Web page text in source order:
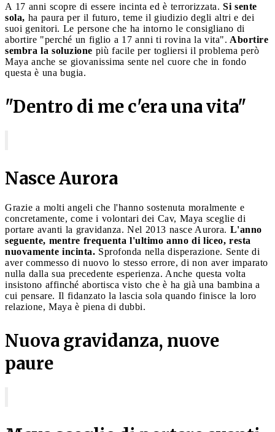
A 17 anni scopre di essere incinta ed è terrorizzata. Si sente
sola, ha paura per il futuro, teme il giudizio degli altri e dei
suoi genitori. Le persone che ha intorno le consigliano di
abortire "perché un figlio a 17 anni ti rovina la vita". Abortire
sembra la soluzione più facile per togliersi il problema però
Maya anche se giovanissima sente nel cuore che in fondo
questa è una bugia.
"Dentro di me c'era una vita"
Nasce Aurora
Grazie a molti angeli che l'hanno sostenuta moralmente e
concretamente, come i volontari dei Cav, Maya sceglie di
portare avanti la gravidanza. Nel 2013 nasce Aurora. L'anno
seguente, mentre frequenta l'ultimo anno di liceo, resta
nuovamente incinta. Sprofonda nella disperazione. Sente di
aver commesso di nuovo lo stesso errore, di non aver imparato
nulla dalla sua precedente esperienza. Anche questa volta
insistono affinché abortisca visto che è ha già una bambina a
cui pensare. Il fidanzato la lascia sola quando finisce la loro
relazione, Maya è piena di dubbi.
Nuova gravidanza, nuove
paure